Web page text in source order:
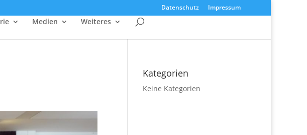
Datenschutz Impressum
Medien Weiteres
Kategorien
Keine Kategorien